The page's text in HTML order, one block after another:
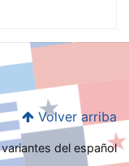
Volver arriba
del español